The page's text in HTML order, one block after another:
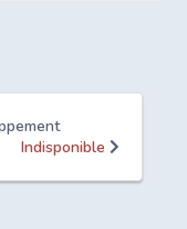
Indisponible